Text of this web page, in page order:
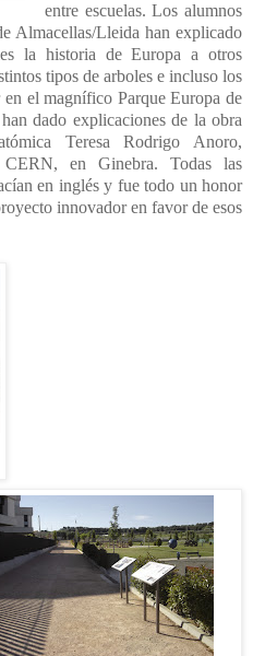
entre escuelas. Los alumnos
Almacellas/Lleida han explicado
la historia de Europa a otros
tipos de arboles e incluso los
en el magnífico Parque Europa de
dado explicaciones de la obra
Teresa Rodrigo Anoro,
CERN, en Ginebra. Todas las
en inglés y fue todo un honor
innovador en favor de esos